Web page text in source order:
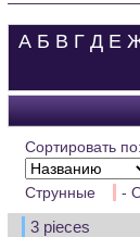
А Б В Г Д Е
Сортировать по:
Струнные
-
3 pieces